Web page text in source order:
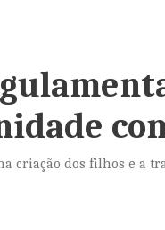
criação dos filhos e a